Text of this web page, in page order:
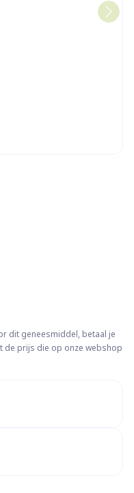
dit geneesmiddel, betaal je
de prijs die op onze webshop